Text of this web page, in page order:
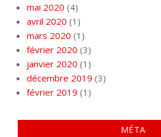
mai 2020 (4)
avril 2020 (1)
mars 2020 (1)
février 2020 (3)
janvier 2020 (1)
décembre 2019 (3)
février 2019 (1)
MÉTA